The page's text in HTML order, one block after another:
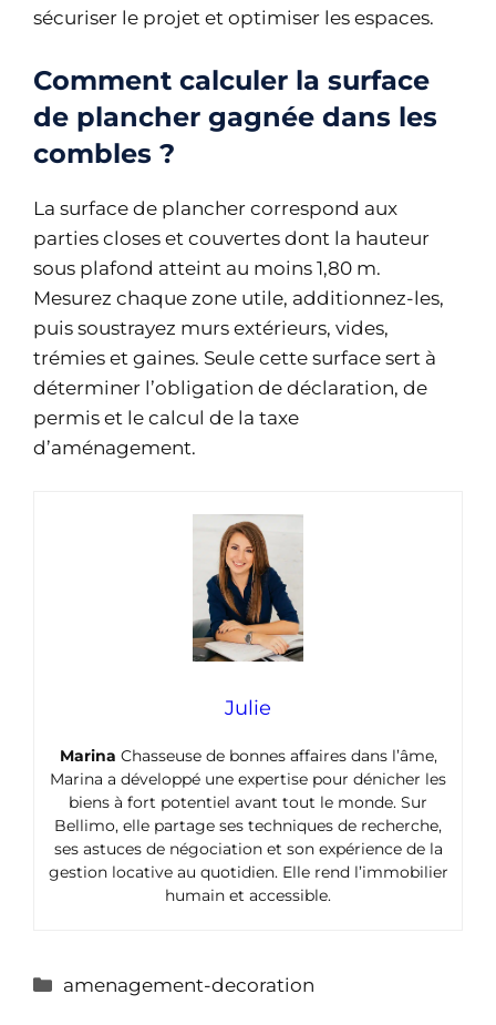
sécuriser le projet et optimiser les espaces.
Comment calculer la surface
de plancher gagnée dans les
combles ?
La surface de plancher correspond aux
parties closes et couvertes dont la hauteur
sous plafond atteint au moins 1,80 m.
Mesurez chaque zone utile, additionnez-les,
puis soustrayez murs extérieurs, vides,
trémies et gaines. Seule cette surface sert à
déterminer l’obligation de déclaration, de
permis et le calcul de la taxe
d’aménagement.
Julie
Marina Chasseuse de bonnes affaires dans l’âme,
Marina a développé une expertise pour dénicher les
biens à fort potentiel avant tout le monde. Sur
Bellimo, elle partage ses techniques de recherche,
ses astuces de négociation et son expérience de la
gestion locative au quotidien. Elle rend l’immobilier
humain et accessible.
Catégories
amenagement-decoration